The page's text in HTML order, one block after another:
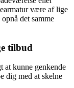
være af lige
det samme
tilbud
at kunne genkende
dig med at skelne